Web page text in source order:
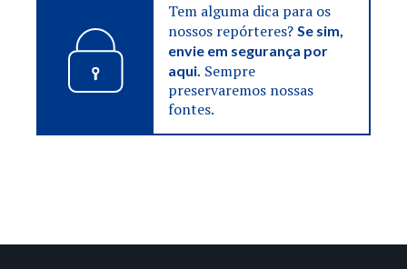
Tem alguma dica para os
nossos repórteres?Se sim,
envie em segurança por
aqui. Sempre
preservaremos nossas
fontes.